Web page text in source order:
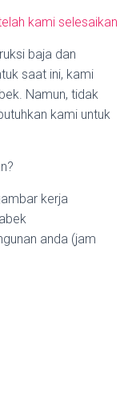
kami selesaikan
baja dan
saat ini, kami
Namun, tidak
kami untuk
kerja
anda (jam